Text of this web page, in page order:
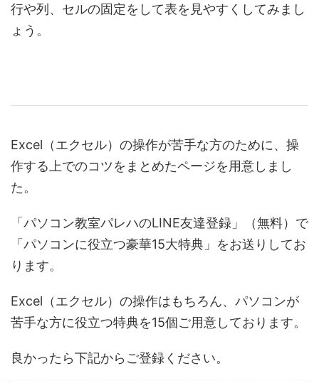
行や列、セルの固定をして表を見やすくしてみまし
ょう。
Excel（エクセル）の操作が苦手な方のために、操
作する上でのコツをまとめたページを用意しまし
た。
「パソコン教室パレハのLINE友達登録」（無料）で
「パソコンに役立つ豪華15大特典」をお送りしてお
ります。
Excel（エクセル）の操作はもちろん、パソコンが
苦手な方に役立つ特典を15個ご用意しております。
良かったら下記からご登録ください。